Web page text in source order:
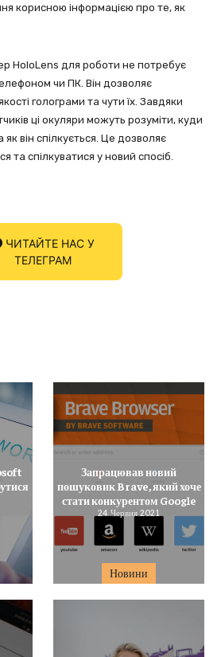
корисною інформацією про те, як
HoloLens для роботи не потребує
чи ПК. Він дозволяє
голограми та чути їх. Завдяки
ці окуляри можуть розуміти, куди
він спілкується. Це дозволяє
та спілкуватися у новий спосіб.
ЧИТАЙТЕ НАС У
ТЕЛЕГРАМ
Новини
Запрацював новий
пошуковик Brave, який хоче
стати конкурентом Google
24 Червня 2021